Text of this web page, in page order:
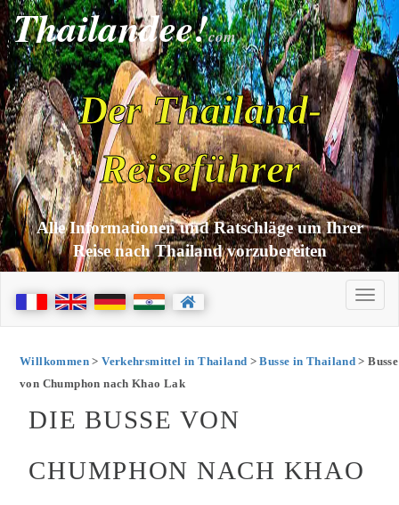
Thailandee!com
Der Thailand-
Reiseführer
Alle Informationen und Ratschläge um Ihrer
Reise nach Thailand vorzubereiten
Willkommen>Verkehrsmittel in Thailand >Busse in Thailand > Busse
von Chumphon nach Khao Lak
DIE BUSSE VON
CHUMPHON NACH KHAO